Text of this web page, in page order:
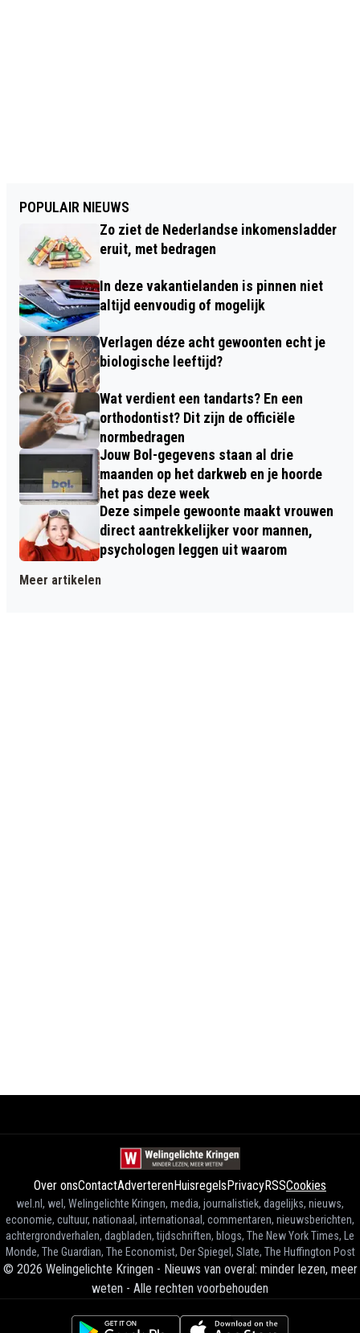
POPULAIR NIEUWS
Zo ziet de Nederlandse inkomensladder
eruit, met bedragen
In deze vakantielanden is pinnen niet
altijd eenvoudig of mogelijk
Verlagen déze acht gewoonten echt je
biologische leeftijd?
Wat verdient een tandarts? En een
orthodontist? Dit zijn de officiële
normbedragen
Jouw Bol-gegevens staan al drie
maanden op het darkweb en je hoorde
het pas deze week
Deze simpele gewoonte maakt vrouwen
direct aantrekkelijker voor mannen,
psychologen leggen uit waarom
Meer artikelen
Over onsContactAdverterenHuisregelsPrivacyRSSCookies
wel.nl, wel, Welingelichte Kringen, media, journalistiek, dagelijks, nieuws,
economie, cultuur, nationaal, internationaal, commentaren, nieuwsberichten,
achtergrondverhalen, dagbladen, tijdschriften, blogs, The New York Times, Le
Monde, The Guardian, The Economist, Der Spiegel, Slate, The Huffington Post
© 2026 Welingelichte Kringen - Nieuws van overal: minder lezen, meer
weten - Alle rechten voorbehouden